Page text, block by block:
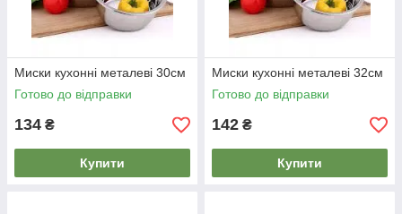
Миски кухонні металеві 30см
Готово до відправки
134 ₴
Купити
Миски кухонні металеві 32см
Готово до відправки
142 ₴
Купити